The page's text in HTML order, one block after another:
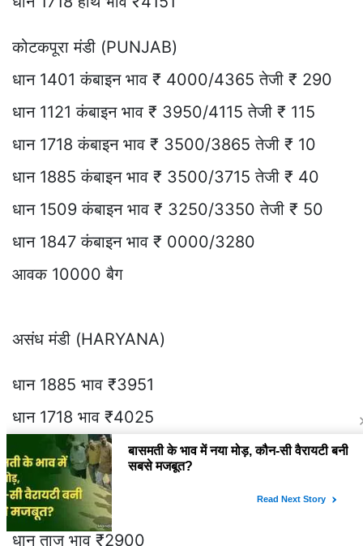
कोटकपूरा मंडी (PUNJAB)
धान 1401 कंबाइन भाव ₹ 4000/4365 तेजी ₹ 290
धान 1121 कंबाइन भाव ₹ 3950/4115 तेजी ₹ 115
धान 1718 कंबाइन भाव ₹ 3500/3865 तेजी ₹ 10
धान 1885 कंबाइन भाव ₹ 3500/3715 तेजी ₹ 40
धान 1509 कंबाइन भाव ₹ 3250/3350 तेजी ₹ 50
धान 1847 कंबाइन भाव ₹ 0000/3280
आवक 10000 बैग
असंध मंडी (HARYANA)
धान 1885 भाव ₹3951
धान 1718 भाव ₹4025
रिपोर्ट विजय कुमार
देवचरा मंडी (Davechra)
धान ताज भाव ₹2900